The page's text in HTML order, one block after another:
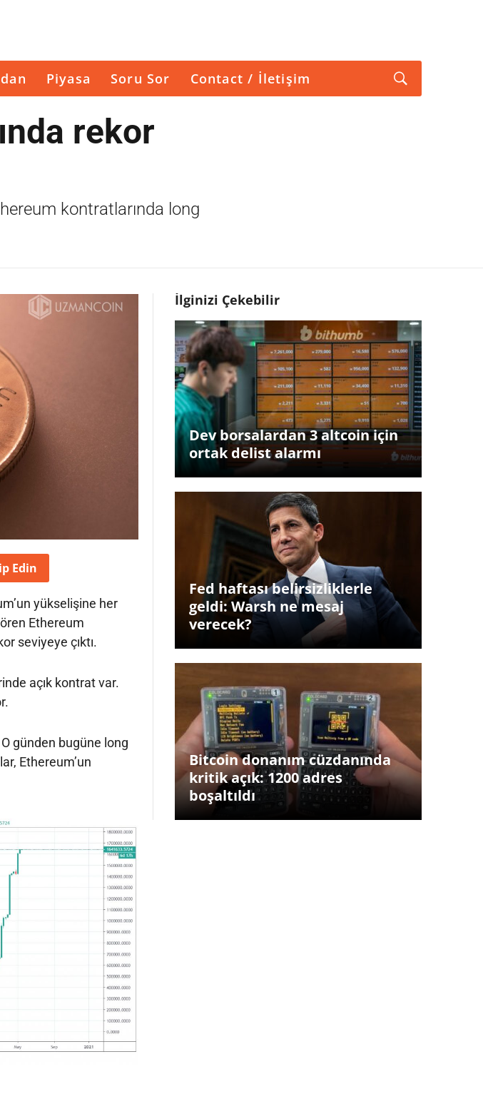
Piyasa Soru Sor Contact / İletişim
rekor
kontratlarında long
Edin
yükselişine her
Ethereum
seviyeye çıktı.
açık kontrat var.
O günden bugüne long
Ethereum’un
İlginizi Çekebilir
Dev borsalardan 3 altcoin için
ortak delist alarmı
Fed haftası belirsizliklerle
geldi: Warsh ne mesaj
verecek?
Bitcoin donanım cüzdanında
kritik açık: 1200 adres
boşaltıldı